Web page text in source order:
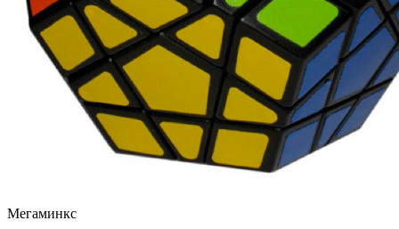
Мегаминкс